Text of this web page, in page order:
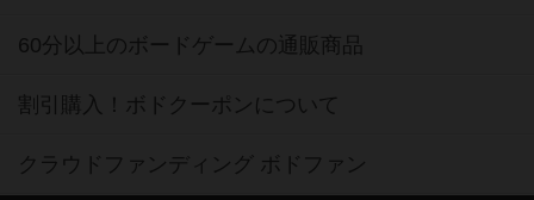
60分以上のボードゲームの通販商品
割引購入！ボドクーポンについて
クラウドファンディング ボドファン